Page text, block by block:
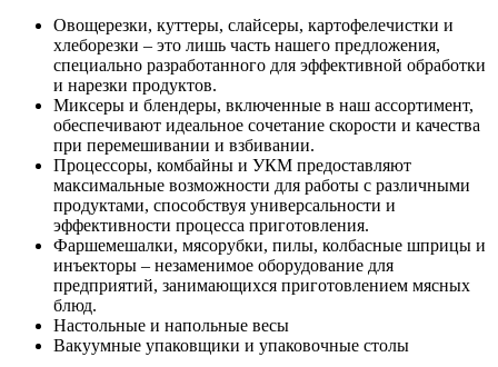
Овощерезки, куттеры, слайсеры, картофелечистки и
хлеборезки – это лишь часть нашего предложения,
специально разработанного для эффективной обработки
и нарезки продуктов.
Миксеры и блендеры, включенные в наш ассортимент,
обеспечивают идеальное сочетание скорости и качества
при перемешивании и взбивании.
Процессоры, комбайны и УКМ предоставляют
максимальные возможности для работы с различными
продуктами, способствуя универсальности и
эффективности процесса приготовления.
Фаршемешалки, мясорубки, пилы, колбасные шприцы и
инъекторы – незаменимое оборудование для
предприятий, занимающихся приготовлением мясных
блюд.
Настольные и напольные весы
Вакуумные упаковщики и упаковочные столы